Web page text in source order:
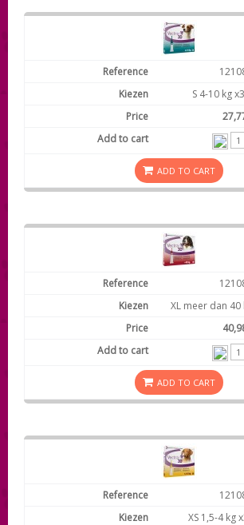
S 4-10 kg
ADD TO CART
XL meer dan
ADD TO CART
XS 1,5-4 kg